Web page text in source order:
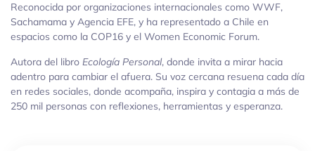
Reconocida por organizaciones internacionales como WWF,
Sachamama y Agencia EFE, y ha representado a Chile en
espacios como la COP16 y el Women Economic Forum.
Autora del libro Ecología Personal, donde invita a mirar hacia
adentro para cambiar el afuera. Su voz cercana resuena cada día
en redes sociales, donde acompaña, inspira y contagia a más de
250 mil personas con reflexiones, herramientas y esperanza.